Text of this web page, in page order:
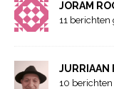
JORAM
11
JURRIAAN
10